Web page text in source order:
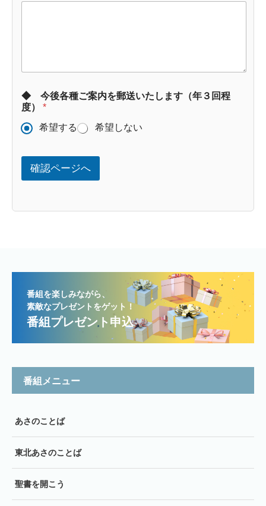
◆ 今後各種ご案内を郵送いたします（年３回程
度） *
希望する
希望しない
確認ページへ
番組を楽しみながら、
素敵なプレゼントをゲット！
番組プレゼント申込
番組メニュー
あさのことば
東北あさのことば
聖書を開こう